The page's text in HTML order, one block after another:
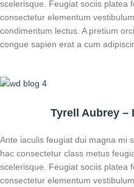
scelerisque. Feugiat sociis platea
consectetur elementum
condimentum lectus. A pretium
congue sapien erat a cum
Tyrell Aubrey –
Ante iaculis feugiat dui magna mi
hac consectetur class metus
scelerisque. Feugiat sociis platea
consectetur elementum